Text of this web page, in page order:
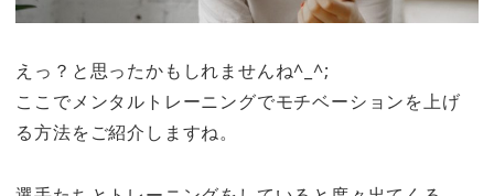
えっ？と思ったかもしれませんね^_^;
ここでメンタルトレーニングでモチベーションを上げ
る方法をご紹介しますね。